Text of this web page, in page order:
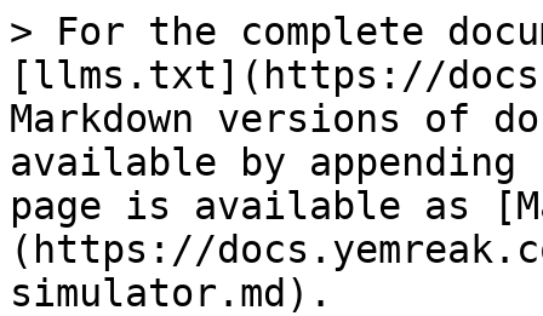
> For the complete
[llms.txt](https://
Markdown versions of
available by
page is available as
(https://
simulator.md).